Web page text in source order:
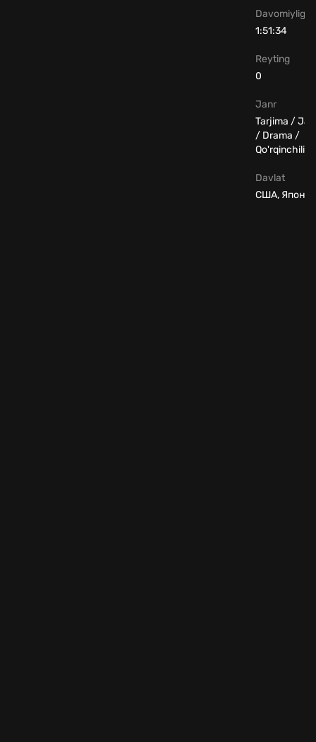
Janr
Tarjima /
/ Drama /
Qo'rqinchili
Davomiyligi
1:51:34
Davlat
США,
Reyting
0